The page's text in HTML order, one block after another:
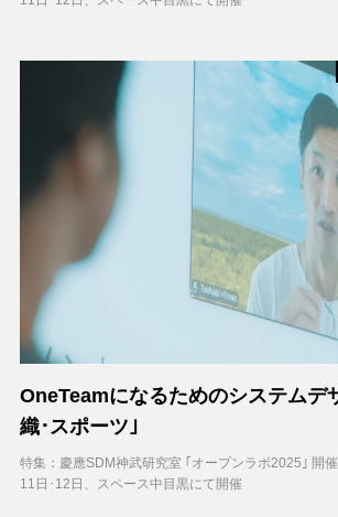
OneTeamになるためのシステムデ
織･スポーツ｣
特集：慶應SDM神武研究室 ｢オープンラボ2025｣ 開
11日･12日、スペース中目黒にて開催